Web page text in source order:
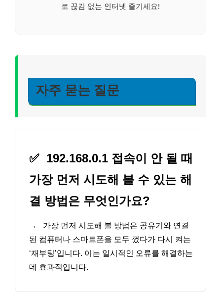
로 끊김 없는 인터넷 즐기세요!
자주 묻는 질문
✅ 192.168.0.1 접속이 안 될 때
가장 먼저 시도해 볼 수 있는 해
결 방법은 무엇인가요?
→
가장 먼저 시도해 볼 방법은 공유기와 연결
된 컴퓨터나 스마트폰을 모두 껐다가 다시 켜는
‘재부팅’입니다. 이는 일시적인 오류를 해결하는
데 효과적입니다.